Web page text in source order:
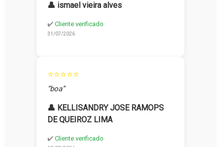
👤 ismael vieira alves
✔️ Cliente verificado
31/07/2026
⭐⭐⭐⭐⭐
“boa”
👤 KELLISANDRY JOSE RAMOPS
DE QUEIROZ LIMA
✔️ Cliente verificado